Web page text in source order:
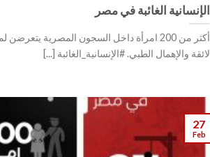
الإنسانية الغائبة في مصر
أكثر من 200 امرأة داخل السجون المصرية
لائقة والإهمال الطبي. #الإنسانية_الغائبة [...]
27
Feb